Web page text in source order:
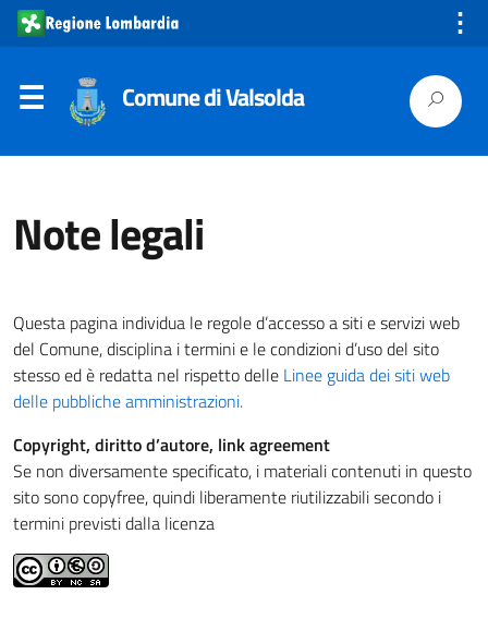
⋮
Comune di Valsolda
Note legali
Questa pagina individua le regole d’accesso a siti e servizi web
del Comune, disciplina i termini e le condizioni d’uso del sito
stesso ed è redatta nel rispetto delle Linee guida dei siti web
delle pubbliche amministrazioni.
Copyright, diritto d’autore, link agreement
Se non diversamente specificato, i materiali contenuti in questo
sito sono copyfree, quindi liberamente riutilizzabili secondo i
termini previsti dalla licenza